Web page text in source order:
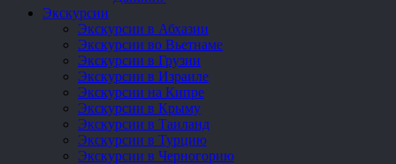
Экскурсии
Экскурсии в Абхазии
Экскурсии во Вьетнаме
Экскурсии в Грузии
Экскурсии в Израиле
Экскурсии на Кипре
Экскурсии в Крыму
Экскурсии в Таиланд
Экскурсии в Турцию
Экскурсии в Черногорию